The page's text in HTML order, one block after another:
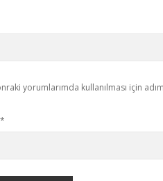
yorumlarımda kullanılması için
*